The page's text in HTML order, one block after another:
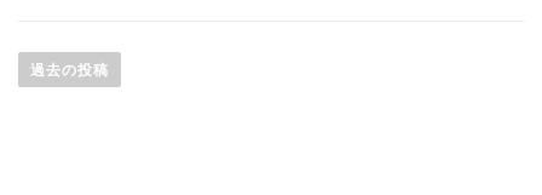
稿
過去の投稿